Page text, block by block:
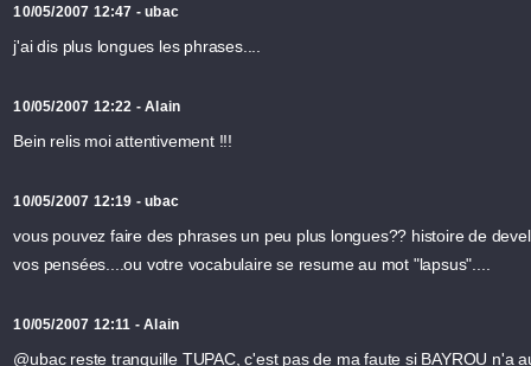
10/05/2007 12:47 - ubac
j'ai dis plus longues les phrases....
10/05/2007 12:22 - Alain
Bein relis moi attentivement !!!
10/05/2007 12:19 - ubac
vous pouvez faire des phrases un peu plus longues?? histoire de
vos pensées....ou votre vocabulaire se resume au mot "lapsus"....
10/05/2007 12:11 - Alain
@ubac reste tranquille TUPAC, c'est pas de ma faute si BAYROU n'a